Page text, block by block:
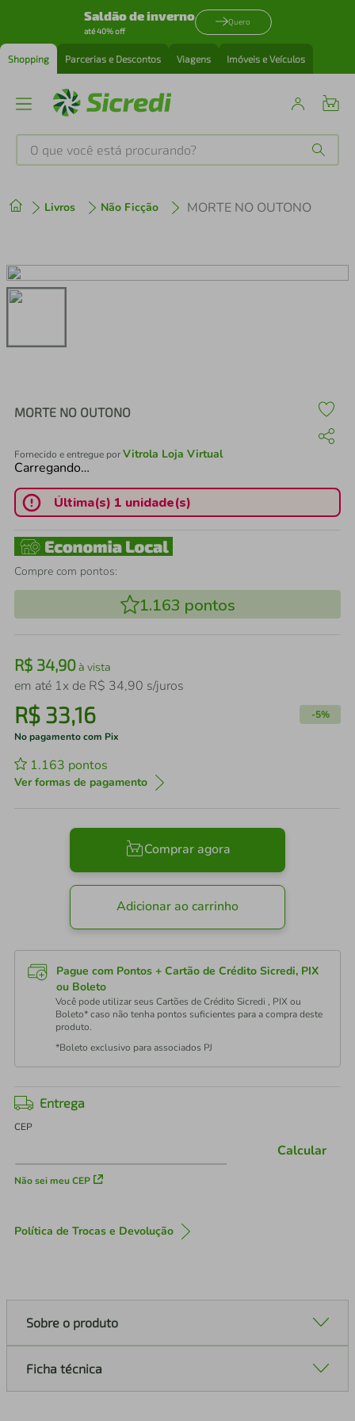
Saldão de inverno
até 40% off
Quero
Shopping Parcerias e Descontos Viagens Imóveis e Veículos
O que você está procurando?
Livros Não Ficção MORTE NO OUTONO
MORTE NO OUTONO
Fornecido e entregue porVitrola Loja Virtual
Carregando…
Última(s) 1 unidade(s)
Compre com pontos:
1.163 pontos
R$ 34,90à vista
em até 1x de R$ 34,90 s/juros
R$ 33,16 -5%
No pagamento com Pix
1.163 pontos
Ver formas de pagamento
Comprar agora
Adicionar ao carrinho
Pague com Pontos + Cartão de Crédito Sicredi, PIX
ou Boleto
Você pode utilizar seus Cartões de Crédito Sicredi , PIX ou
Boleto* caso não tenha pontos suficientes para a compra deste
produto.
*Boleto exclusivo para associados PJ
Entrega
CEP
Não sei meu CEP
Calcular
Política de Trocas e Devolução
Sobre o produto
Ficha técnica
2º cafeteira